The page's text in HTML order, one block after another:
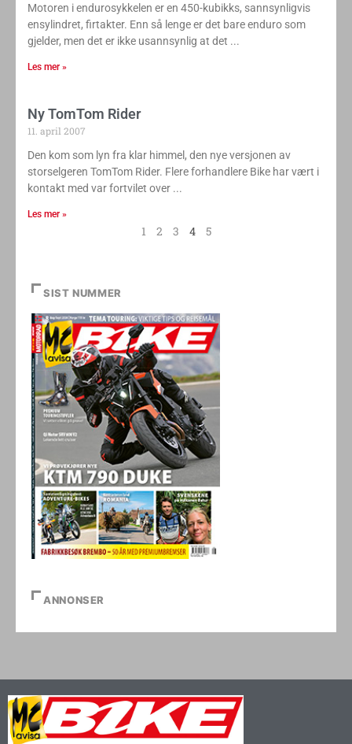
Motoren i endurosykkelen er en 450-kubikks, sannsynligvis
ensylindret, firtakter. Enn så lenge er det bare enduro som
gjelder, men det er ikke usannsynlig at det
Les mer »
Ny TomTom Rider
11. april 2007
Den kom som lyn fra klar himmel, den nye versjonen av
storselgeren TomTom Rider. Flere forhandlere Bike har vært i
kontakt med var fortvilet over
Les mer »
1 2 3 4 5
SIST NUMMER
ANNONSER